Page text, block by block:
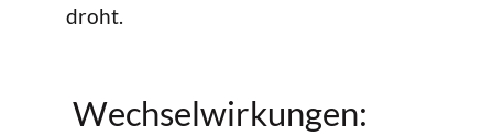
droht.
Wechselwirkungen: